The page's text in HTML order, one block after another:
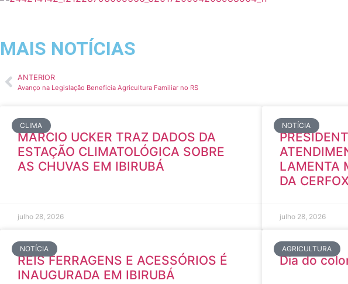
MAIS NOTÍCIAS
ANTERIOR
Avanço na Legislação Beneficia Agricultura Familiar no RS
CLIMA
MÁRCIO UCKER TRAZ DADOS DA
ESTAÇÃO CLIMATOLÓGICA SOBRE
AS CHUVAS EM IBIRUBÁ
julho 28, 2026
NOTÍCIA
LAMENTA
DA CERFOX
julho 28, 2026
NOTÍCIA
REIS FERRAGENS E ACESSÓRIOS É
INAUGURADA EM IBIRUBÁ
AGRICULTURA
Dia do